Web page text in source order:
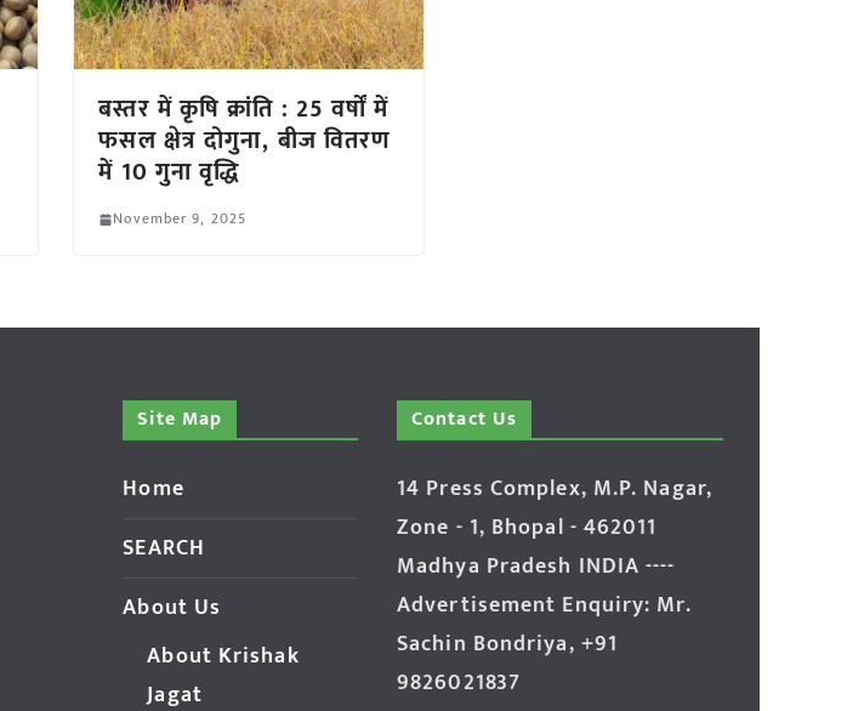
बस्तर में कृषि क्रांति : 25 वर्षों में
फसल क्षेत्र दोगुना, बीज वितरण
में 10 गुना वृद्धि
November 9, 2025
Site Map
Home
SEARCH
About Us
About Krishak
Jagat
Contact Us
14 Press Complex, M.P. Nagar,
Zone - 1, Bhopal - 462011
Madhya Pradesh INDIA ----
Advertisement Enquiry: Mr.
Sachin Bondriya, +91
9826021837